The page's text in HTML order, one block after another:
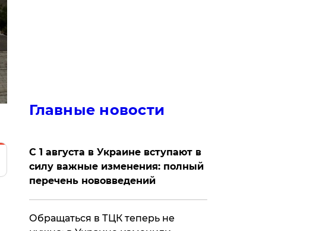
Главные новости
С 1 августа в Украине вступают в
силу важные изменения: полный
перечень нововведений
Обращаться в ТЦК теперь не